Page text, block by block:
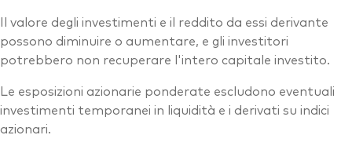
Il valore degli investimenti e il reddito da essi derivante
possono diminuire o aumentare, e gli investitori
potrebbero non recuperare l'intero capitale investito.
Le esposizioni azionarie ponderate escludono eventuali
investimenti temporanei in liquidità e i derivati su indici
azionari.